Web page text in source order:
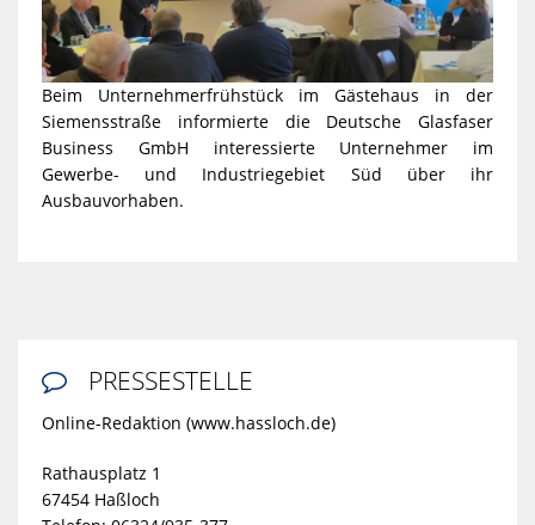
Beim Unternehmerfrühstück im Gästehaus in der
Siemensstraße informierte die Deutsche Glasfaser
Business GmbH interessierte Unternehmer im
Gewerbe- und Industriegebiet Süd über ihr
Ausbauvorhaben.
 PRESSESTELLE
Online-Redaktion (www.hassloch.de)
Rathausplatz 1
67454 Haßloch